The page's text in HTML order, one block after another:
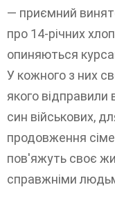
— приємний
про 14-річних
опиняються
У кожного з них
якого відправили
син військових,
продовження
пов'яжуть своє
справжніми